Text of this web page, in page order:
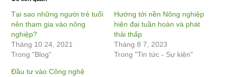
Tại sao những người trẻ tuổi
nên tham gia vào nông
nghiệp?
Tháng 10 24, 2021
Trong "Blog"
Hướng tới nền Nông nghiệp
hiện đại tuần hoàn và phát
thải thấp
Tháng 8 7, 2023
Trong "Tin tức - Sự kiện"
Đầu tư vào Công nghệ